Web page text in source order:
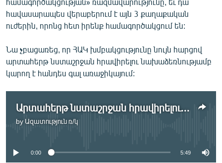
հավասարապես վերաբերում է այն 3 քաղաքական
ուժերին, որոնց հետ իրենք համագործակցում են:
Նա չբացառեց, որ ՀԱԿ խմբակցությունը նույն հարցով
արտահերթ նստաշրջան հրավիրելու նախաձեռնությամբ
կարող է հանդես գալ առաջիկայում:
Արտահերթ նստաշրջան հրավիրելու նախաձեռնությունը ձախողվեց
by Ազատություն ռ/կ
No media source currently available
0:00 5:49